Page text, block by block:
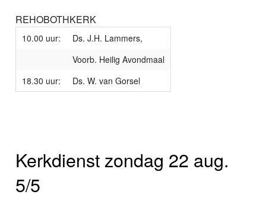
REHOBOTHKERK
10.00 uur:
Ds. J.H. Lammers,
Voorb. Heilig Avondmaal
18.30 uur:
Ds. W. van Gorsel
Kerkdienst zondag 22 aug.
5/5